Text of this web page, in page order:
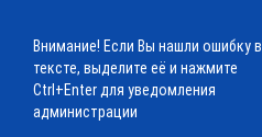
Внимание! Если Вы нашли ошибку в
тексте, выделите её и нажмите
Ctrl+Enter для уведомления
администрации